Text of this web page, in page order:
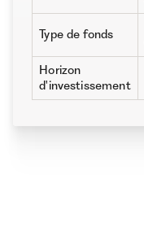
Type de fonds
Horizon
d'investissement